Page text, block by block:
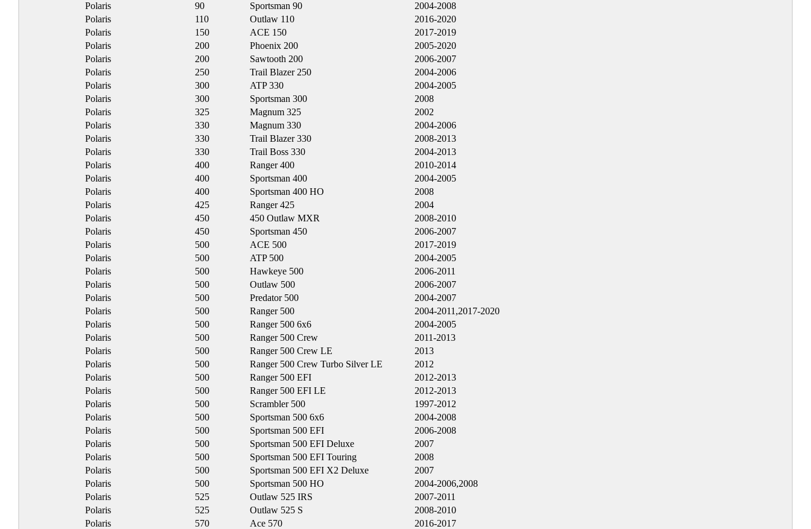
Polaris
90 Sportsman 90
2004-2008
Polaris
110 Outlaw 110
2016-2020
Polaris
150 ACE 150
2017-2019
Polaris
200 Phoenix 200
2005-2020
Polaris
200 Sawtooth 200
2006-2007
Polaris
250 Trail Blazer 250
2004-2006
Polaris
300 ATP 330
2004-2005
Polaris
300 Sportsman 300
2008
Polaris
325 Magnum 325
2002
Polaris
330 Magnum 330
2004-2006
Polaris
330 Trail Blazer 330
2008-2013
Polaris
330 Trail Boss 330
2004-2013
Polaris
400 Ranger 400
2010-2014
Polaris
400 Sportsman 400
2004-2005
Polaris
400 Sportsman 400 HO
2008
Polaris
425 Ranger 425
2004
Polaris
450 450 Outlaw MXR
2008-2010
Polaris
450 Sportsman 450
2006-2007
Polaris
500 ACE 500
2017-2019
Polaris
500 ATP 500
2004-2005
Polaris
500 Hawkeye 500
2006-2011
Polaris
500 Outlaw 500
2006-2007
Polaris
500 Predator 500
2004-2007
Polaris
500 Ranger 500
2004-2011,2017-2020
Polaris
500 Ranger 500 6x6
2004-2005
Polaris
500 Ranger 500 Crew
2011-2013
Polaris
500 Ranger 500 Crew LE
2013
Polaris
500 Ranger 500 Crew Turbo Silver LE
2012
Polaris
500 Ranger 500 EFI
2012-2013
Polaris
500 Ranger 500 EFI LE
2012-2013
Polaris
500 Scrambler 500
1997-2012
Polaris
500 Sportsman 500 6x6
2004-2008
Polaris
500 Sportsman 500 EFI
2006-2008
Polaris
500 Sportsman 500 EFI Deluxe
2007
Polaris
500 Sportsman 500 EFI Touring
2008
Polaris
500 Sportsman 500 EFI X2 Deluxe
2007
Polaris
500 Sportsman 500 HO
2004-2006,2008
Polaris
525 Outlaw 525 IRS
2007-2011
Polaris
525 Outlaw 525 S
2008-2010
Polaris
570 Ace 570
2016-2017